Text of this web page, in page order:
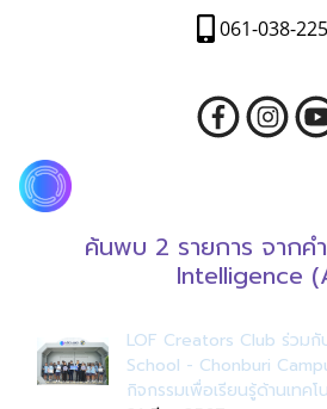
061-038-
ค้นพบ 2 รายการ จากค
Intelligence
LOF Creators Club ร่วม
School - Chonburi
กิจกรรมเพื่อเรียนรู้ด้านเทคโ